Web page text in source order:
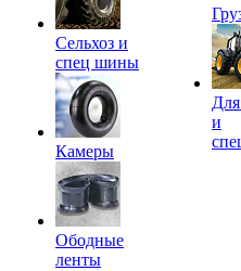
Сельхоз и
спец шины
Камеры
Ободные
ленты
Для
и